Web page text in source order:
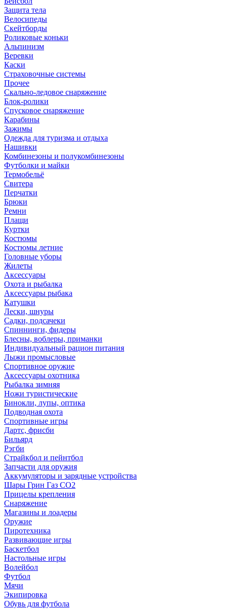
Защита тела
Велосипеды
Скейтборды
Роликовые коньки
Альпинизм
Веревки
Каски
Страховочные системы
Прочее
Скально-ледовое снаряжение
Блок-ролики
Спусковое снаряжение
Карабины
Зажимы
Одежда для туризма и отдыха
Нашивки
Комбинезоны и полукомбинезоны
Футболки и майки
Термобельё
Свитера
Перчатки
Брюки
Ремни
Плащи
Куртки
Костюмы
Костюмы летние
Головные уборы
Жилеты
Аксессуары
Охота и рыбалка
Аксессуары рыбака
Катушки
Лески, шнуры
Садки, подсачеки
Спиннинги, фидеры
Блесны, воблеры, приманки
Индивидуальный рацион питания
Лыжи промысловые
Спортивное оружие
Аксессуары охотника
Рыбалка зимняя
Ножи туристические
Бинокли, лупы, оптика
Подводная охота
Спортивные игры
Дартс, фрисби
Бильярд
Рэгби
Страйкбол и пейнтбол
Запчасти для оружия
Аккумуляторы и зарядные устройства
Шары Грин Газ СО2
Прицелы крепления
Снаряжение
Магазины и лоадеры
Оружие
Пиротехника
Развивающие игры
Баскетбол
Настольные игры
Волейбол
Футбол
Мячи
Экипировка
Обувь для футбола